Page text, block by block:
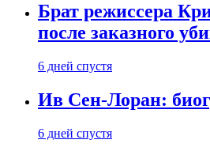
Брат режиссера
после заказного
6 дней спустя
Ив Сен-Лоран:
6 дней спустя